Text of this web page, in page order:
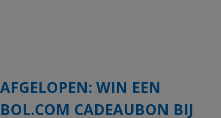
AFGELOPEN: WIN EEN
BOL.COM CADEAUBON BIJ